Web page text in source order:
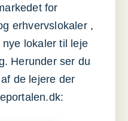
for
erhvervslokaler ,
lokaler til leje
Herunder ser du
de lejere der